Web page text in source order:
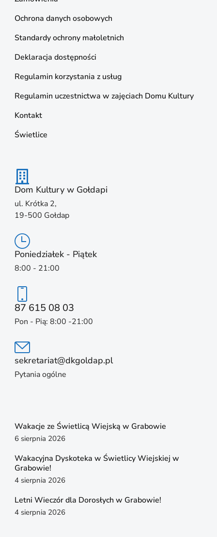
Ochrona danych osobowych
Standardy ochrony małoletnich
Deklaracja dostępności
Regulamin korzystania z usług
Regulamin uczestnictwa w zajęciach Domu Kultury
Kontakt
Świetlice
Dom Kultury w Gołdapi
ul. Krótka 2,
19-500 Gołdap
Poniedziałek - Piątek
8:00 - 21:00
87 615 08 03
Pon - Pią: 8:00 -21:00
sekretariat@dkgoldap.pl
Pytania ogólne
Wakacje ze Świetlicą Wiejską w Grabowie
6 sierpnia 2026
Wakacyjna Dyskoteka w Świetlicy Wiejskiej w
Grabowie!
4 sierpnia 2026
Letni Wieczór dla Dorosłych w Grabowie!
4 sierpnia 2026